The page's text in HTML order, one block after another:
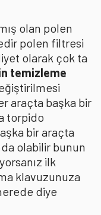
olan polen
polen filtresi
olarak çok ta
temizleme
araçta başka bir
torpido
bir araçta
olabilir bunun
ilk
klavuzunuza
diye